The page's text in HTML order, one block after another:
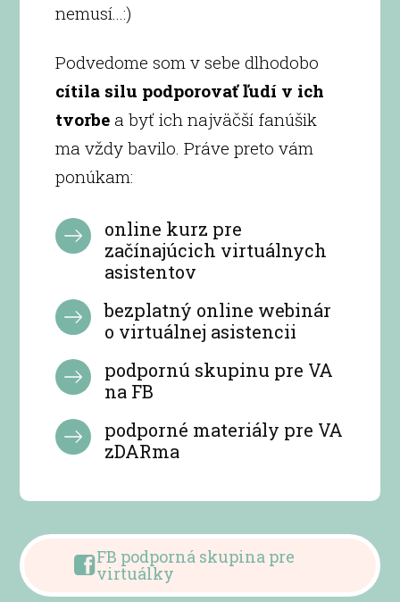
nemusí...:)
Podvedome som v sebe dlhodobo
cítila silu podporovať ľudí v ich
tvorbe a byť ich najväčší fanúšik
ma vždy bavilo. Práve preto vám
ponúkam:
online kurz pre
začínajúcich virtuálnych
asistentov
bezplatný online webinár
o virtuálnej asistencii
podpornú skupinu pre VA
na FB
podporné materiály pre VA
zDARma
FB podporná skupina pre
virtuálky